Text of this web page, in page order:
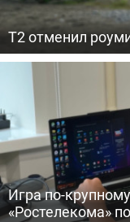
Т2 отменил
Игра по-
«Ростелекома»